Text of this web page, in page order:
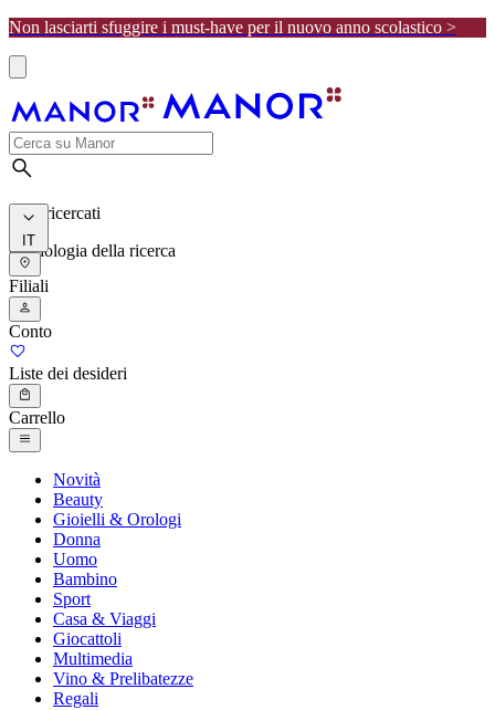
Non lasciarti sfuggire i must-have per il nuovo anno scolastico >
I più ricercati
Cronologia della ricerca
IT
Filiali
Conto
Liste dei desideri
Carrello
Novità
Beauty
Gioielli & Orologi
Donna
Uomo
Bambino
Sport
Casa & Viaggi
Giocattoli
Multimedia
Vino & Prelibatezze
Regali